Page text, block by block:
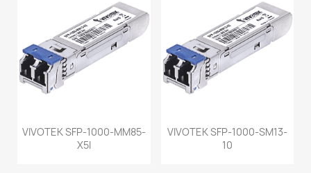
VIVOTEK SFP-1000-MM85-
X5I
VIVOTEK SFP-1000-SM13-
10